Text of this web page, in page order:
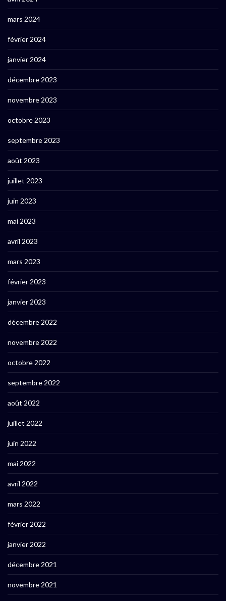
mars 2024
février 2024
janvier 2024
décembre 2023
novembre 2023
octobre 2023
septembre 2023
août 2023
juillet 2023
juin 2023
mai 2023
avril 2023
mars 2023
février 2023
janvier 2023
décembre 2022
novembre 2022
octobre 2022
septembre 2022
août 2022
juillet 2022
juin 2022
mai 2022
avril 2022
mars 2022
février 2022
janvier 2022
décembre 2021
novembre 2021